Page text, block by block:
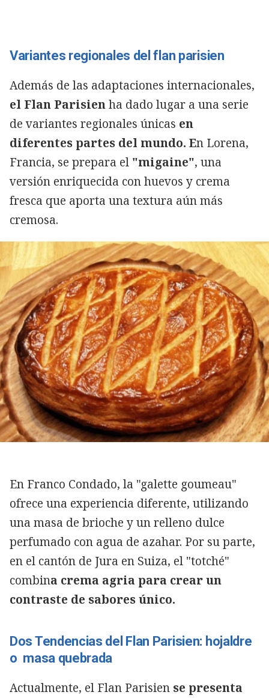
Variantes regionales del flan parisien
Además de las adaptaciones internacionales,
el Flan Parisienha dado lugar a una serie
de variantes regionales únicas en
diferentes partes del mundo. En Lorena,
Francia, se prepara el "migaine", una
versión enriquecida con huevos y crema
fresca que aporta una textura aún más
cremosa.
En Franco Condado, la "galette goumeau"
ofrece una experiencia diferente, utilizando
una masa de brioche y un relleno dulce
perfumado con agua de azahar. Por su parte,
en el cantón de Jura en Suiza, el "totché"
combina crema agria para crear un
contraste de sabores único.
Dos Tendencias del Flan Parisien: hojaldre
o masa quebrada
Actualmente, el Flan Parisien se presenta